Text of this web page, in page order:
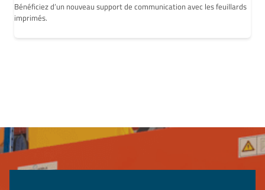
Bénéficiez d’un nouveau support de communication avec les feuillards
imprimés.